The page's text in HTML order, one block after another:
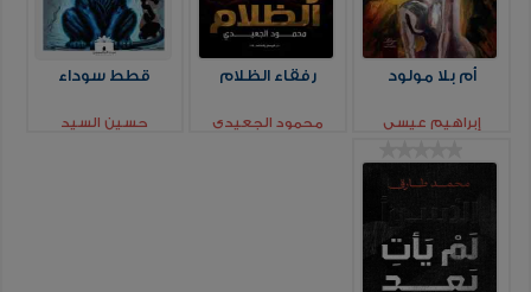
أم بلا مولود
إبراهيم عيسي
رفقاء الظلام
محمود الجعيدي
قطط سوداء
حسين السيد